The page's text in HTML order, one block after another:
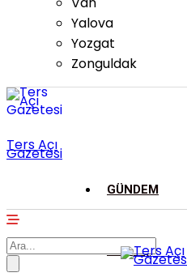
Yalova
Yozgat
Zonguldak
Ters Açı
Gazetesi
GÜNDEM
ASAYİŞ